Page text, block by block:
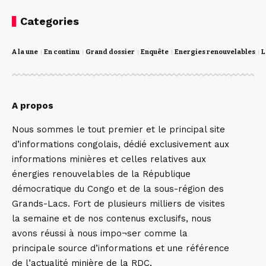
Categories
A la une En continu Grand dossier Enquête Energies renouvelables
A propos
Nous sommes le tout premier et le principal site
d’informations congolais, dédié exclusivement aux
informations minières et celles relatives aux
énergies renouvelables de la République
démocratique du Congo et de la sous-région des
Grands-Lacs. Fort de plusieurs milliers de visites
la semaine et de nos contenus exclusifs, nous
avons réussi à nous impo¬ser comme la
principale source d’informations et une référence
de l’actualité minière de la RDC,